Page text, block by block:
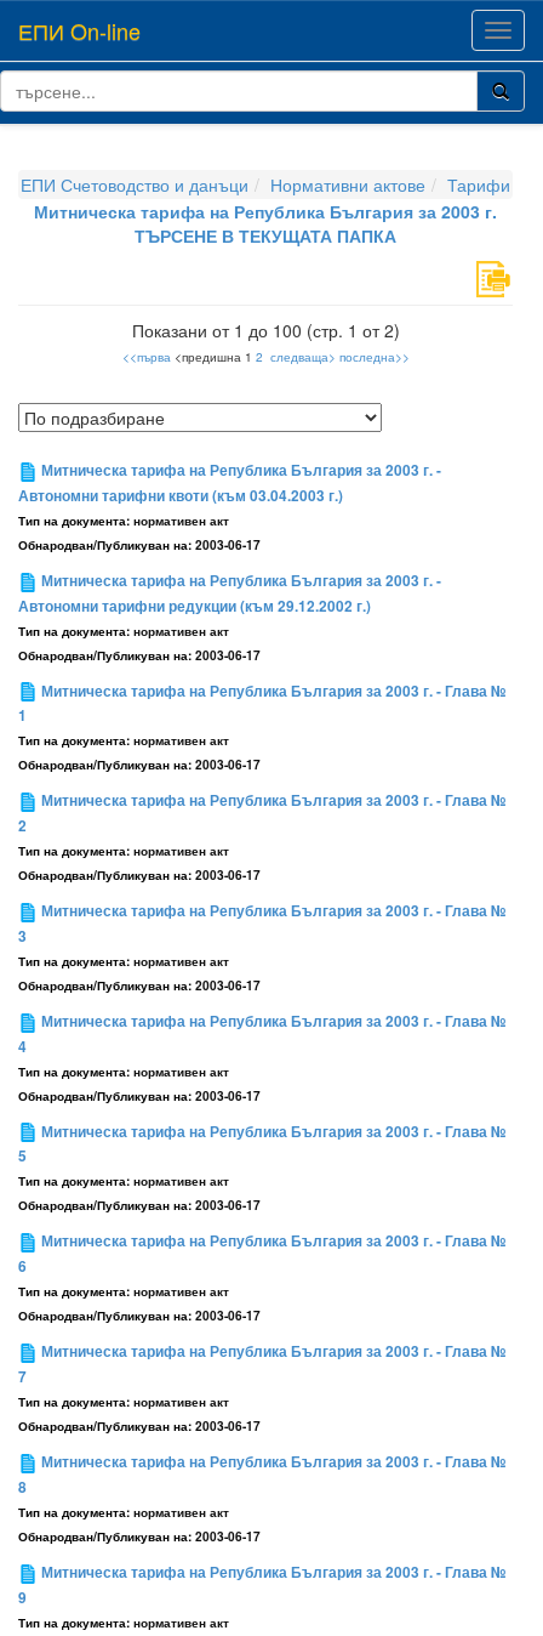
ЕПИ On-line
ЕПИ Счетоводство и данъци Нормативни актове
Тарифи
Митническа тарифа на Република България за 2003 г.
ТЪРСЕНЕ В ТЕКУЩАТА ПАПКА
Показани от 1 до 100 (стр. 1 от 2)
<<първа<предишна 1 2 следваща> последна>>
Митническа тарифа на Република България за 2003 г. -
Автономни тарифни квоти (към 03.04.2003 г.)
Тип на документа: нормативен акт
Обнародван/Публикуван на: 2003-06-17
Митническа тарифа на Република България за 2003 г. -
Автономни тарифни редукции (към 29.12.2002 г.)
Тип на документа: нормативен акт
Обнародван/Публикуван на: 2003-06-17
Митническа тарифа на Република България за 2003 г. - Глава №
1
Тип на документа: нормативен акт
Обнародван/Публикуван на: 2003-06-17
Митническа тарифа на Република България за 2003 г. - Глава №
2
Тип на документа: нормативен акт
Обнародван/Публикуван на: 2003-06-17
Митническа тарифа на Република България за 2003 г. - Глава №
3
Тип на документа: нормативен акт
Обнародван/Публикуван на: 2003-06-17
Митническа тарифа на Република България за 2003 г. - Глава №
4
Тип на документа: нормативен акт
Обнародван/Публикуван на: 2003-06-17
Митническа тарифа на Република България за 2003 г. - Глава №
5
Тип на документа: нормативен акт
Обнародван/Публикуван на: 2003-06-17
Митническа тарифа на Република България за 2003 г. - Глава №
6
Тип на документа: нормативен акт
Обнародван/Публикуван на: 2003-06-17
Митническа тарифа на Република България за 2003 г. - Глава №
7
Тип на документа: нормативен акт
Обнародван/Публикуван на: 2003-06-17
Митническа тарифа на Република България за 2003 г. - Глава №
8
Тип на документа: нормативен акт
Обнародван/Публикуван на: 2003-06-17
Митническа тарифа на Република България за 2003 г. - Глава №
9
Тип на документа: нормативен акт